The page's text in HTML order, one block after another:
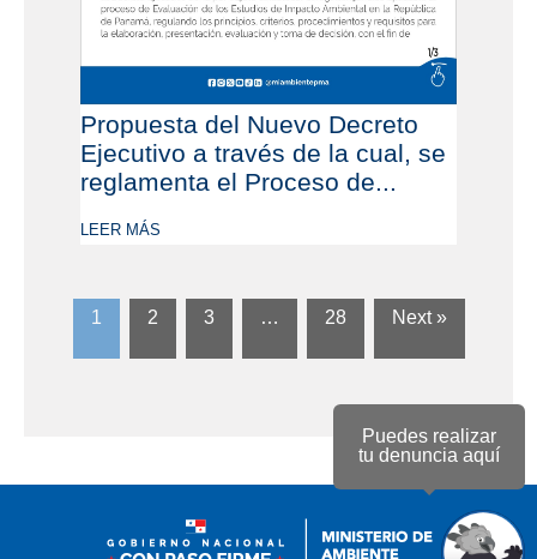
Puedes realizar
tu denuncia aquí
Propuesta del Nuevo Decreto
Ejecutivo a través de la cual, se
reglamenta el Proceso de...
LEER MÁS
1 2 3 … 28 Next »